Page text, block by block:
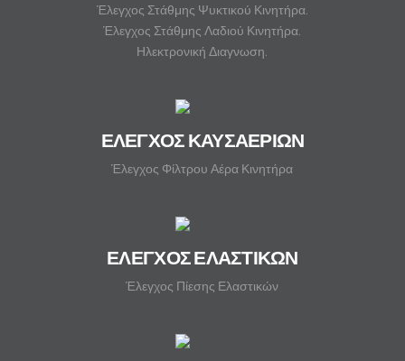
Έλεγχος Στάθμης Ψυκτικού Κινητήρα.
Έλεγχος Στάθμης Λαδιού Κινητήρα.
Ηλεκτρονική Διαγνωση.
ΕΛΕΓΧΟΣ ΚΑΥΣΑΕΡΙΩΝ
Έλεγχος Φίλτρου Αέρα Κινητήρα
ΕΛΕΓΧΟΣ ΕΛΑΣΤΙΚΩΝ
Έλεγχος Πίεσης Ελαστικών